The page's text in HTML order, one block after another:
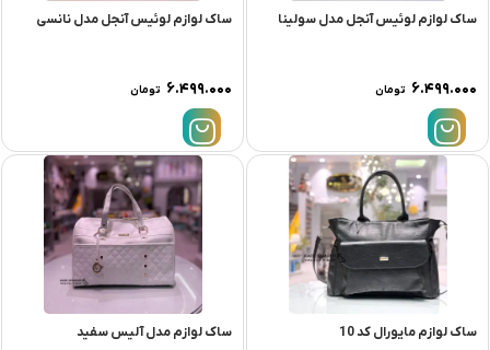
ساک لوازم لوئیس آنجل مدل سولینا
۶.۴۹۹.۰۰۰ تومان
ساک لوازم لوئیس آنجل مدل نانسی
۶.۴۹۹.۰۰۰ تومان
ساک لوازم مایورال کد 10 ساک لوازم مدل آلیس سفید